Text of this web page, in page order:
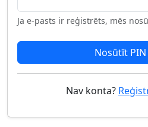
Ja e-pasts ir reģistrēts, mēs
Nosūtīt
Nav konta?